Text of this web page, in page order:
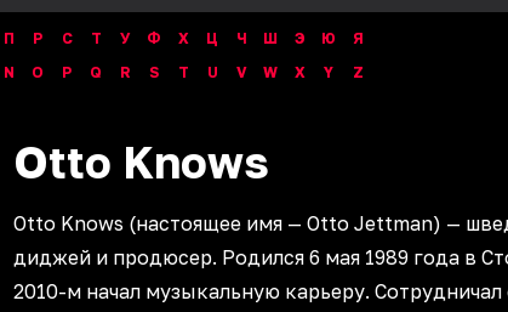
П Р С Т У Ф Х Ц Ч Ш Э Ю
Я
N O P Q R S T U V W X Y Z
Otto Knows
Otto Knows (настоящее имя — Otto Jettman) —
диджей и продюсер. Родился 6 мая 1989 года в
2010-м начал музыкальную карьеру.